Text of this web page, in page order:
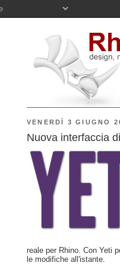
VENERDÌ 3 GIUGNO
Nuova interfaccia
reale per Rhino. Con Yeti
le modifiche all'istante.